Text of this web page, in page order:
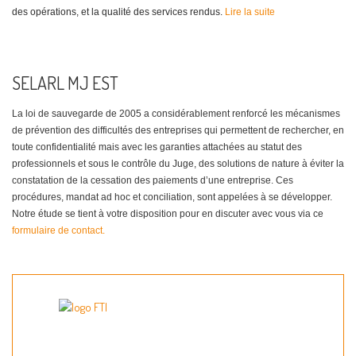
des opérations, et la qualité des services rendus. Lire la suite
SELARL MJ EST
La loi de sauvegarde de 2005 a considérablement renforcé les mécanismes
de prévention des difficultés des entreprises qui permettent de rechercher, en
toute confidentialité mais avec les garanties attachées au statut des
professionnels et sous le contrôle du Juge, des solutions de nature à éviter la
constatation de la cessation des paiements d’une entreprise. Ces
procédures, mandat ad hoc et conciliation, sont appelées à se développer.
Notre étude se tient à votre disposition pour en discuter avec vous via ce
formulaire de contact.